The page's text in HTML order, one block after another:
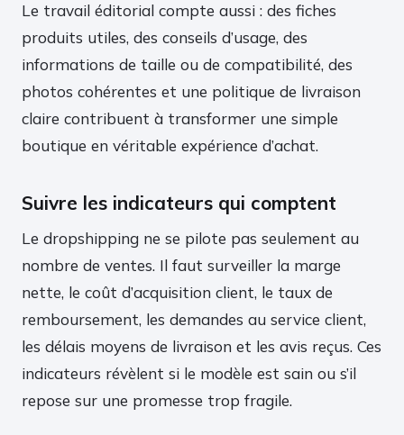
Le travail éditorial compte aussi : des fiches
produits utiles, des conseils d’usage, des
informations de taille ou de compatibilité, des
photos cohérentes et une politique de livraison
claire contribuent à transformer une simple
boutique en véritable expérience d’achat.
Suivre les indicateurs qui comptent
Le dropshipping ne se pilote pas seulement au
nombre de ventes. Il faut surveiller la marge
nette, le coût d’acquisition client, le taux de
remboursement, les demandes au service client,
les délais moyens de livraison et les avis reçus. Ces
indicateurs révèlent si le modèle est sain ou s’il
repose sur une promesse trop fragile.